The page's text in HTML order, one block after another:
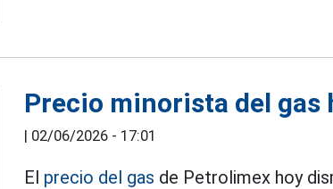
Precio minorista del gas
| 02/06/2026 - 17:01
El precio del gas de Petrolimex hoy